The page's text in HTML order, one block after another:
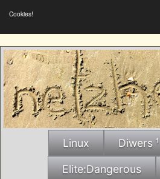
Cookies!
Linux Diwers ¹
Elite:Dangerous